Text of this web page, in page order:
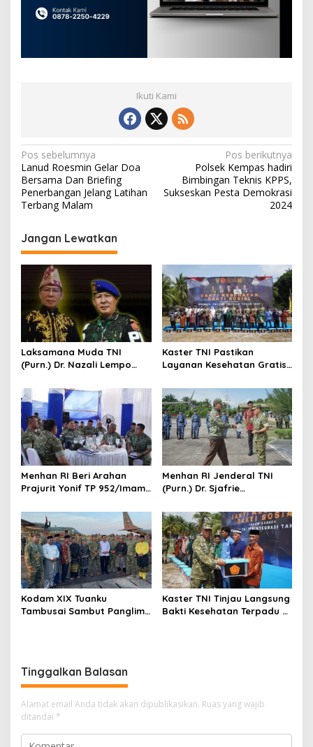
Ikuti Kami
N
a
v
g
a
p
o
s
Pos sebelumnya
Lanud Roesmin Gelar Doa
Bersama Dan Briefing
Penerbangan Jelang Latihan
Terbang Malam
Pos berikutnya
Polsek Kempas hadiri
Bimbingan Teknis KPPS,
Sukseskan Pesta Demokrasi
2024
Jangan Lewatkan
Laksamana Muda TNI
(Purn.) Dr. Nazali Lempo
sebagai Jaksa Agung:
Tegas, Berintegritas, dan
Tidak Berkompromi
terhadap Penegakan
Hukum
Kaster TNI Pastikan
Layanan Kesehatan Gratis
XIX Tuanku Tambusai Hadir
untuk Masyarakat Lingga
Menhan RI Beri Arahan
Prajurit Yonif TP 952/Imam
Tambusai Percepat
Penguatan Satuan
Menhan RI Jenderal TNI
(Purn.) Dr. Sjafrie
Pekanbaru, Kodam XIX
Tuanku Tambusai Kawal
Kunjungan ke Dua Yonif
Teritorial Pembangunan
Kodam XIX Tuanku
Tambusai Sambut Panglima
Kaster TNI Tinjau Langsung
Bakti Kesehatan Terpadu di
Tinggalkan Balasan
Alamat email Anda tidak akan dipublikasikan. Ruas yang wajib
ditandai *